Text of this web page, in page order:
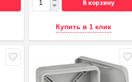
В корзину
Купить в 1 клик